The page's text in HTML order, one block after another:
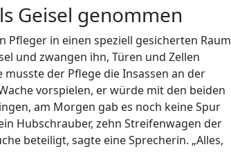
Geisel genommen
in einen speziell gesicherten Raum
und zwangen ihn, Türen und Zellen
der Pflege die Insassen an der
vorspielen, er würde mit den beiden
am Morgen gab es noch keine Spur
Hubschrauber, zehn Streifenwagen der
beteiligt, sagte eine Sprecherin. „Alles,